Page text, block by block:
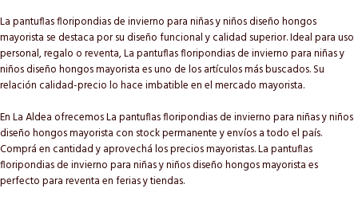
La pantuflas floripondias de invierno para niñas y niños diseño hongos
mayorista se destaca por su diseño funcional y calidad superior. Ideal para uso
personal, regalo o reventa, La pantuflas floripondias de invierno para niñas y
niños diseño hongos mayorista es uno de los artículos más buscados. Su
relación calidad-precio lo hace imbatible en el mercado mayorista.
En La Aldea ofrecemos La pantuflas floripondias de invierno para niñas y niños
diseño hongos mayorista con stock permanente y envíos a todo el país.
Comprá en cantidad y aprovechá los precios mayoristas. La pantuflas
floripondias de invierno para niñas y niños diseño hongos mayorista es
perfecto para reventa en ferias y tiendas.